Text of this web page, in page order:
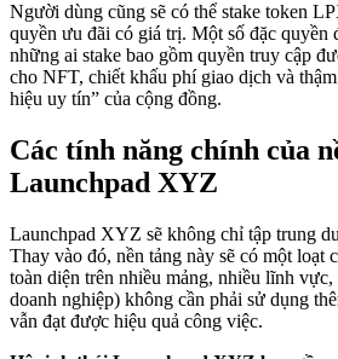
Người dùng cũng sẽ có thể stake token
quyền ưu đãi có giá trị. Một số đặc quyền
những ai stake bao gồm quyền truy cập
cho NFT, chiết khấu phí giao dịch và
hiệu uy tín” của cộng đồng.
Các tính năng chính của
Launchpad XYZ
Launchpad XYZ sẽ không chỉ tập trung
Thay vào đó, nền tảng này sẽ có một loạt
toàn diện trên nhiều mảng, nhiều lĩnh vực,
doanh nghiệp) không cần phải sử dụng
vẫn đạt được hiệu quả công việc.